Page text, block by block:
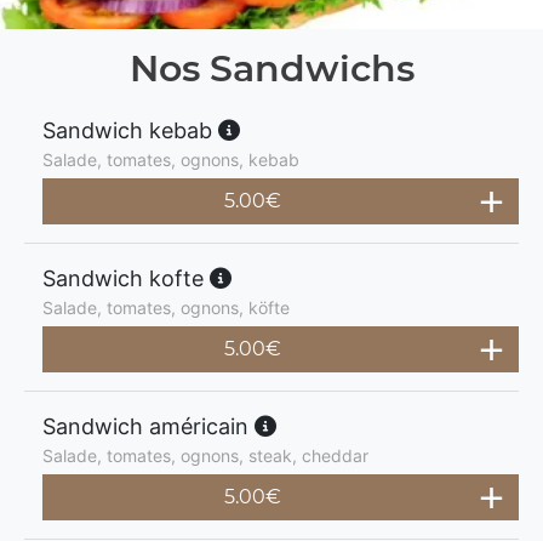
Nos Sandwichs
Sandwich kebab
Salade, tomates, ognons, kebab
5.00€
Sandwich kofte
Salade, tomates, ognons, köfte
5.00€
Sandwich américain
Salade, tomates, ognons, steak, cheddar
5.00€